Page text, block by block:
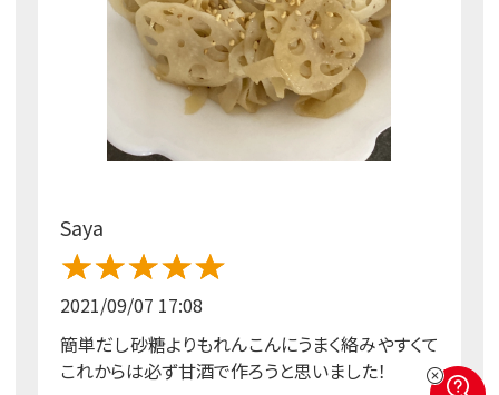
Saya
2021/09/07 17:08
簡単だし砂糖よりもれんこんにうまく絡みやすくて
これからは必ず甘酒で作ろうと思いました！